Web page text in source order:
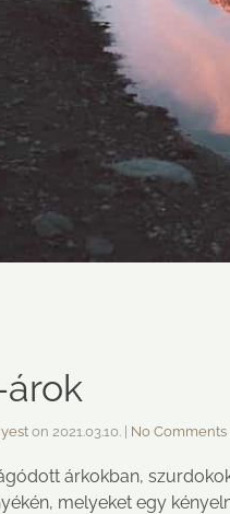
on 2021.03.10. No Comments
árkokban,
melyeket egy